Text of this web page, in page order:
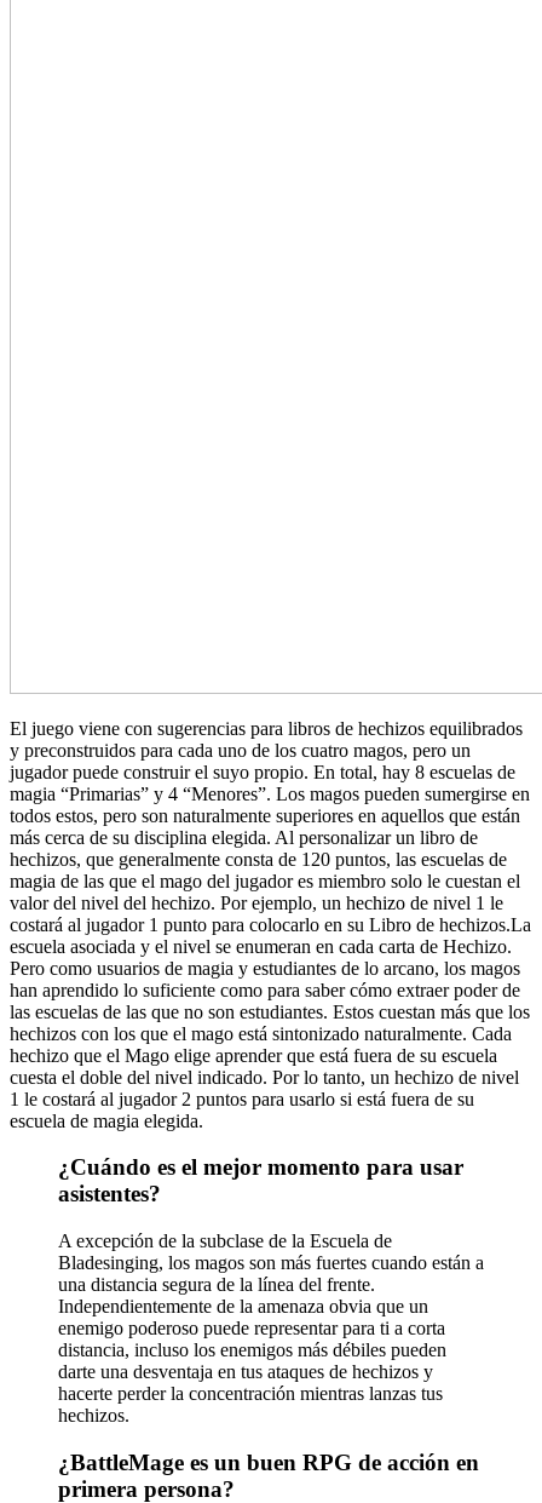
El juego viene con sugerencias para libros de hechizos equilibrados
y preconstruidos para cada uno de los cuatro magos, pero un
jugador puede construir el suyo propio. En total, hay 8 escuelas de
magia “Primarias” y 4 “Menores”. Los magos pueden sumergirse en
todos estos, pero son naturalmente superiores en aquellos que están
más cerca de su disciplina elegida. Al personalizar un libro de
hechizos, que generalmente consta de 120 puntos, las escuelas de
magia de las que el mago del jugador es miembro solo le cuestan el
valor del nivel del hechizo. Por ejemplo, un hechizo de nivel 1 le
costará al jugador 1 punto para colocarlo en su Libro de hechizos.La
escuela asociada y el nivel se enumeran en cada carta de Hechizo.
Pero como usuarios de magia y estudiantes de lo arcano, los magos
han aprendido lo suficiente como para saber cómo extraer poder de
las escuelas de las que no son estudiantes. Estos cuestan más que los
hechizos con los que el mago está sintonizado naturalmente. Cada
hechizo que el Mago elige aprender que está fuera de su escuela
cuesta el doble del nivel indicado. Por lo tanto, un hechizo de nivel
1 le costará al jugador 2 puntos para usarlo si está fuera de su
escuela de magia elegida.
¿Cuándo es el mejor momento para usar
asistentes?
A excepción de la subclase de la Escuela de
Bladesinging, los magos son más fuertes cuando están a
una distancia segura de la línea del frente.
Independientemente de la amenaza obvia que un
enemigo poderoso puede representar para ti a corta
distancia, incluso los enemigos más débiles pueden
darte una desventaja en tus ataques de hechizos y
hacerte perder la concentración mientras lanzas tus
hechizos.
¿BattleMage es un buen RPG de acción en
primera persona?